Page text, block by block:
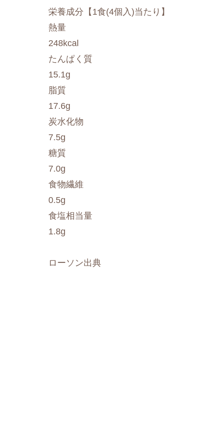
栄養成分【1食(4個入)当たり】
熱量
248kcal
たんぱく質
15.1g
脂質
17.6g
炭水化物
7.5g
糖質
7.0g
食物繊維
0.5g
食塩相当量
1.8g
ローソン出典